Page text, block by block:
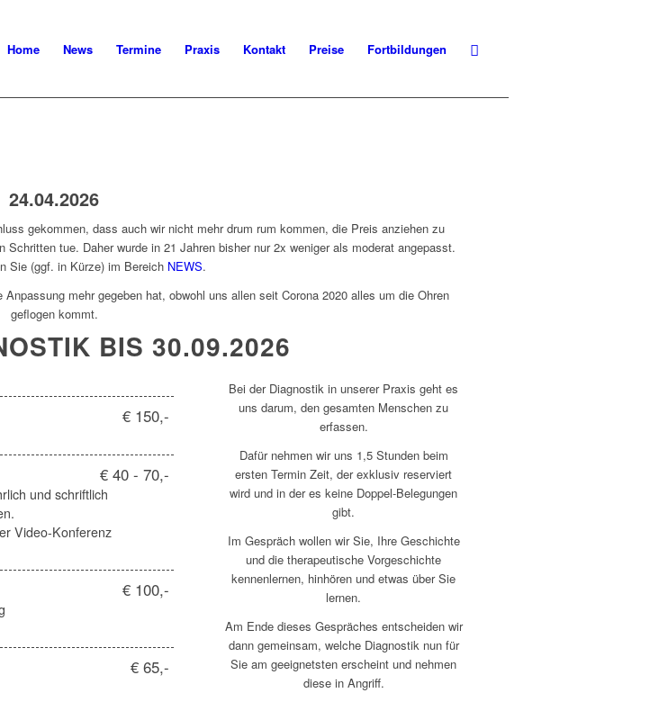
Home News Termine Praxis Kontakt Preise Fortbildungen
24.04.2026
gekommen, dass auch wir nicht mehr drum rum kommen, die Preis anziehen zu
tue. Daher wurde in 21 Jahren bisher nur 2x weniger als moderat angepasst.
Sie (ggf. in Kürze) im Bereich NEWS.
mehr gegeben hat, obwohl uns allen seit Corona 2020 alles um die Ohren
geflogen kommt.
BIS 30.09.2026
€ 150,-
€ 40 - 70,-
und schriftlich
Video-Konferenz
€ 100,-
€ 65,-
Bei der Diagnostik in unserer Praxis geht es
uns darum, den gesamten Menschen zu
erfassen.
Dafür nehmen wir uns 1,5 Stunden beim
ersten Termin Zeit, der exklusiv reserviert
wird und in der es keine Doppel-Belegungen
gibt.
Im Gespräch wollen wir Sie, Ihre Geschichte
und die therapeutische Vorgeschichte
kennenlernen, hinhören und etwas über Sie
lernen.
Am Ende dieses Gespräches entscheiden wir
dann gemeinsam, welche Diagnostik nun für
Sie am geeignetsten erscheint und nehmen
diese in Angriff.